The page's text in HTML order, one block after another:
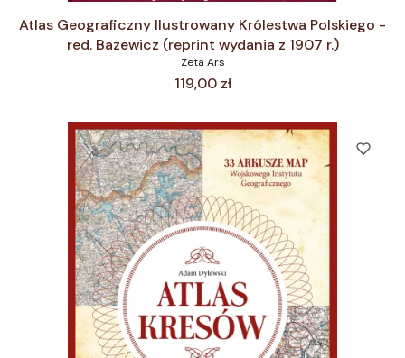
Atlas Geograficzny Ilustrowany Królestwa Polskiego -
red. Bazewicz (reprint wydania z 1907 r.)
Zeta Ars
Cena
119,00 zł